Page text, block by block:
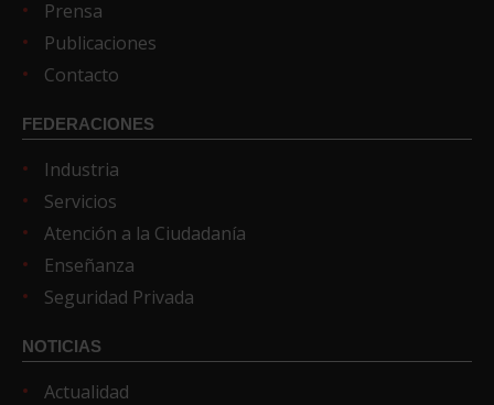
Prensa
Publicaciones
Contacto
FEDERACIONES
Industria
Servicios
Atención a la Ciudadanía
Enseñanza
Seguridad Privada
NOTICIAS
Actualidad